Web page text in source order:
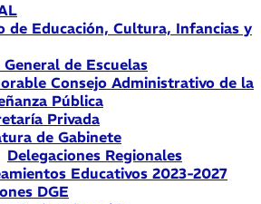
de Educación, Cultura, Infancias y
de Escuelas
Consejo Administrativo de la
Pública
Privada
de Gabinete
Delegaciones Regionales
Educativos 2023-2027
DGE